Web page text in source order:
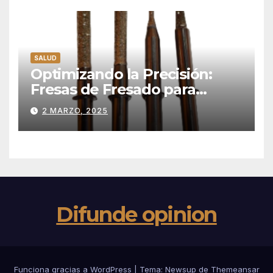
SALUD
Optimizando la Precisión:
Fresas de Fresado para
Restauraciones de Disilicato
de Litio en Laboratorio
Dental
2 MARZO, 2025
Difunde opinion
Funciona gracias a WordPress Tema: Newsup de Themeansar